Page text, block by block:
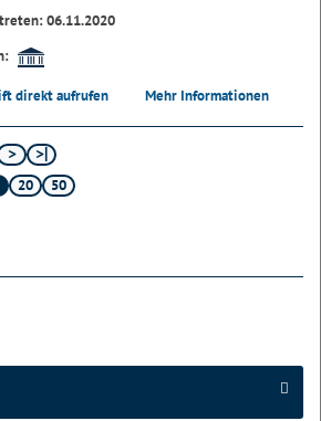
06.11.2020
direkt aufrufen Mehr Informationen
20 50